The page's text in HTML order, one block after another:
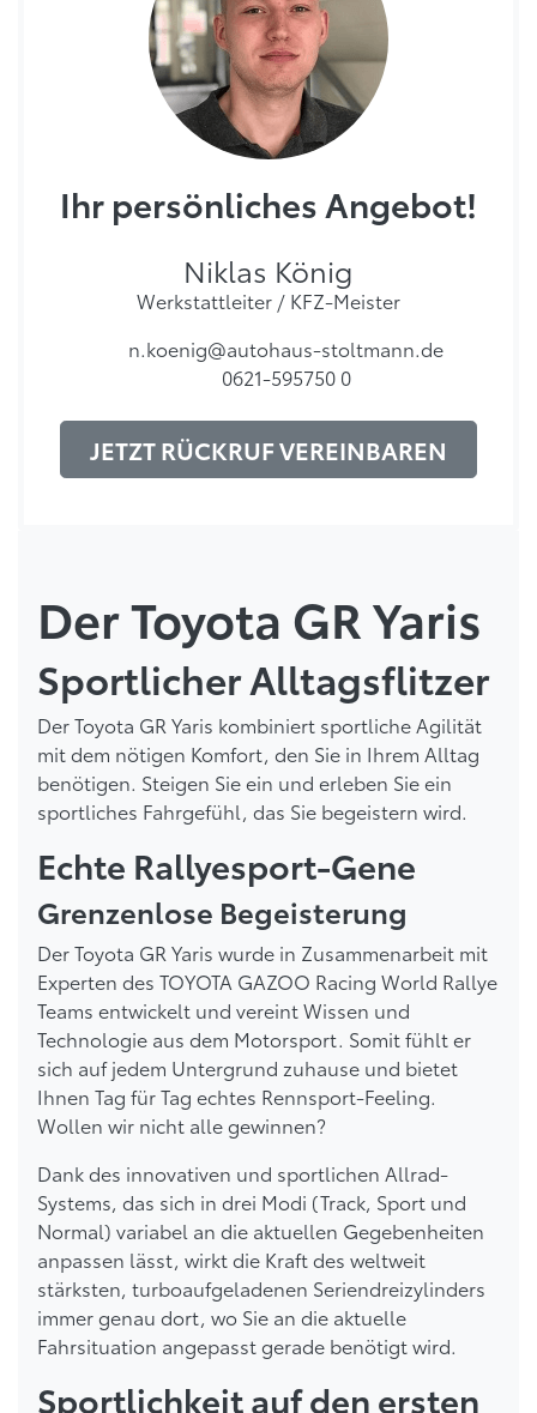
Ihr persönliches Angebot!
Niklas König
Werkstattleiter / KFZ-Meister
n.koenig@autohaus-stoltmann.de
0621-595750 0
JETZT RÜCKRUF VEREINBAREN
Der Toyota GR Yaris
Sportlicher Alltagsflitzer
Der Toyota GR Yaris kombiniert sportliche Agilität
mit dem nötigen Komfort, den Sie in Ihrem Alltag
benötigen. Steigen Sie ein und erleben Sie ein
sportliches Fahrgefühl, das Sie begeistern wird.
Echte Rallyesport-Gene
Grenzenlose Begeisterung
Der Toyota GR Yaris wurde in Zusammenarbeit mit
Experten des TOYOTA GAZOO Racing World Rallye
Teams entwickelt und vereint Wissen und
Technologie aus dem Motorsport. Somit fühlt er
sich auf jedem Untergrund zuhause und bietet
Ihnen Tag für Tag echtes Rennsport-Feeling.
Wollen wir nicht alle gewinnen?
Dank des innovativen und sportlichen Allrad-
Systems, das sich in drei Modi (Track, Sport und
Normal) variabel an die aktuellen Gegebenheiten
anpassen lässt, wirkt die Kraft des weltweit
stärksten, turboaufgeladenen Seriendreizylinders
immer genau dort, wo Sie an die aktuelle
Fahrsituation angepasst gerade benötigt wird.
Sportlichkeit auf den ersten